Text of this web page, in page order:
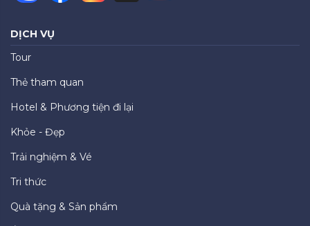
DỊCH VỤ
Tour
Thẻ tham quan
Hotel & Phương tiện đi lại
Khỏe - Đẹp
Trải nghiệm & Vé
Tri thức
Quà tặng & Sản phẩm